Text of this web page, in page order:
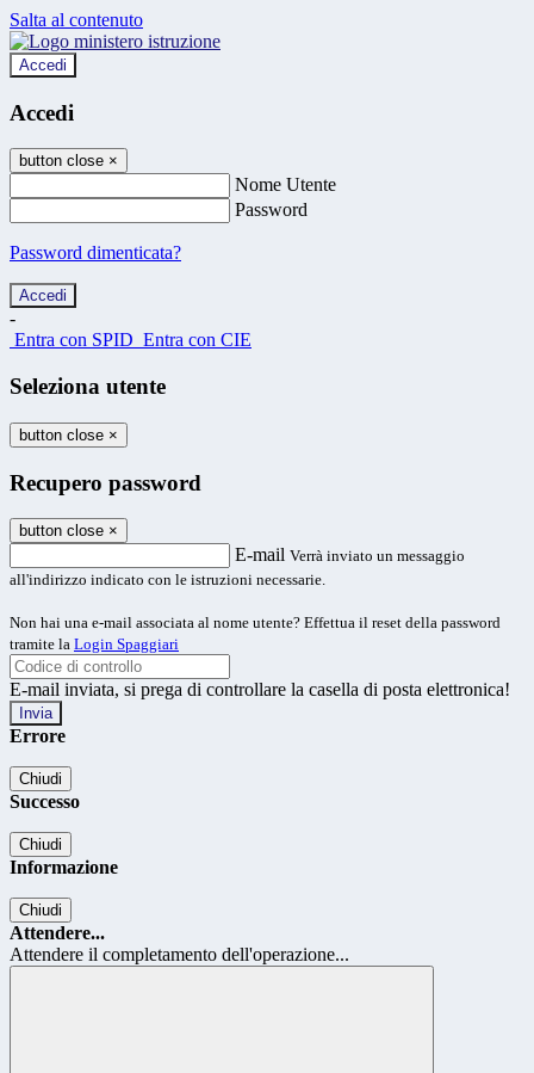
Salta al contenuto
Accedi
Accedi
button close ×
Nome Utente
Password
Password dimenticata?
-
Entra con SPID Entra con CIE
Seleziona utente
button close ×
Recupero password
button close ×
E-mail Verrà inviato un messaggio
all'indirizzo indicato con le istruzioni necessarie.
Non hai una e-mail associata al nome utente? Effettua il reset della password
tramite la Login Spaggiari
E-mail inviata, si prega di controllare la casella di posta elettronica!
Errore
Chiudi
Successo
Chiudi
Informazione
Chiudi
Attendere...
Attendere il completamento dell'operazione...